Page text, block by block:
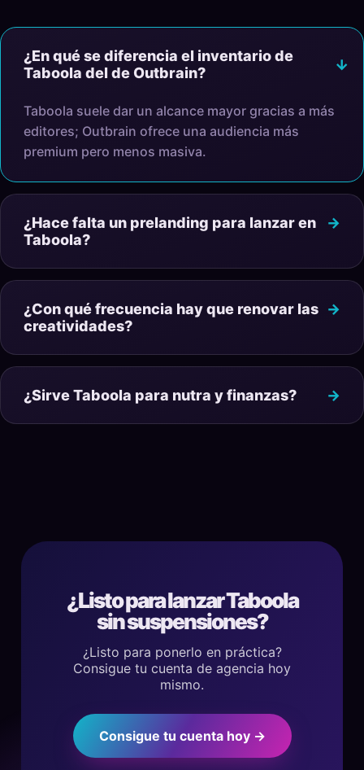
¿En qué se diferencia el inventario de
Taboola del de Outbrain?
Taboola suele dar un alcance mayor gracias a más
editores; Outbrain ofrece una audiencia más
premium pero menos masiva.
¿Hace falta un prelanding para lanzar en
Taboola?
¿Con qué frecuencia hay que renovar las
creatividades?
¿Sirve Taboola para nutra y finanzas?
¿Listo para lanzar Taboola
sin suspensiones?
¿Listo para ponerlo en práctica?
Consigue tu cuenta de agencia hoy
mismo.
Consigue tu cuenta hoy →